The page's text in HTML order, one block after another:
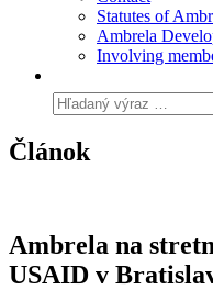
Statutes of
Ambrela
Involving
Článok
Ambrela na
USAID v